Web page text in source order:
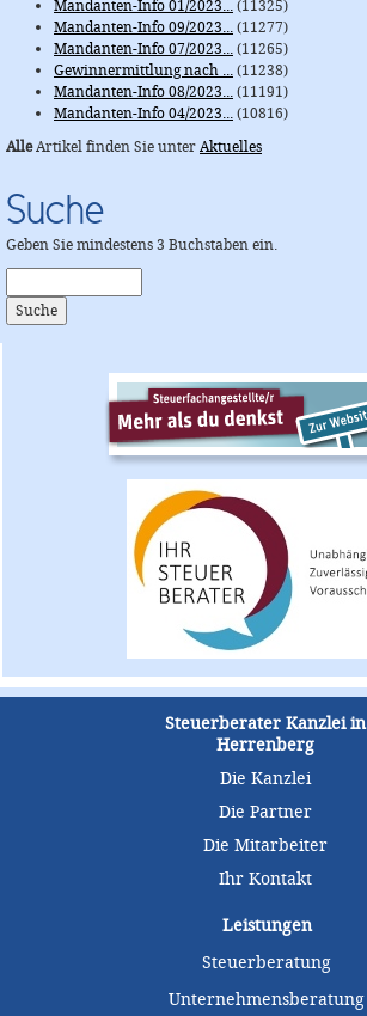
Mandanten-Info 01/2023...(11325)
Mandanten-Info 09/2023...(11277)
Mandanten-Info 07/2023...(11265)
Gewinnermittlung nach ...(11238)
Mandanten-Info 08/2023...(11191)
Mandanten-Info 04/2023...(10816)
AlleArtikel finden Sie unterAktuelles
Suche
Geben Sie mindestens 3 Buchstaben ein.
Steuerberater Kanzlei in
Herrenberg
Die Kanzlei
Die Partner
Die Mitarbeiter
Ihr Kontakt
Leistungen
Steuerberatung
Unternehmensberatung